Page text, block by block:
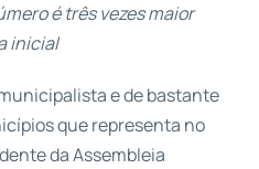
é três vezes maior
inicial
e de bastante
que representa no
da Assembleia